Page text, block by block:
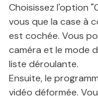
Choisissez l'option
vous que la case à
est cochée. Vous
caméra et le mode
liste déroulante.
Ensuite, le
vidéo déformée.